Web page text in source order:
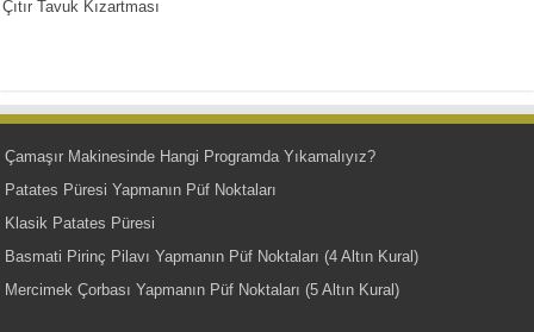
Çıtır Tavuk Kızartması
Çamaşır Makinesinde Hangi Programda Yıkamalıyız?
Patates Püresi Yapmanın Püf Noktaları
Klasik Patates Püresi
Basmati Pirinç Pilavı Yapmanın Püf Noktaları (4 Altın Kural)
Mercimek Çorbası Yapmanın Püf Noktaları (5 Altın Kural)